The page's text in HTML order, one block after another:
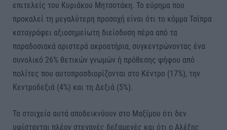
επιτελείς του Κυριάκου Μητσοτάκη. Το εύρημα που
προκαλεί τη μεγαλύτερη προσοχή είναι ότι το κόμμα Τσίπρα
καταγράφει αξιοσημείωτη διείσδυση πέρα από τα
παραδοσιακά αριστερά ακροατήρια, συγκεντρώνοντας ένα
συνολικό 26% θετικών γνωμών ή πρόθεσης ψήφου από
πολίτες που αυτοπροσδιορίζονται στο Κέντρο (17%), την
Κεντροδεξιά (4%) και τη Δεξιά (5%).
Τα στοιχεία αυτά αποδεικνύουν στο Μαξίμου ότι δεν
υφίστανται πλέον στεγανές δεξαμενές και ότι ο Αλέξης